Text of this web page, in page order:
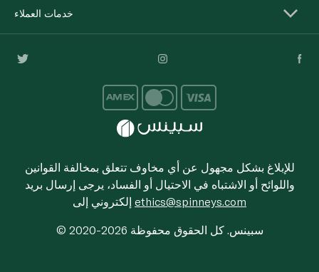
خدمات العملاء
للإبلاغ بشكل مجهول عن أي مخاوف تتعلق بمخالفة القوانين
واللوائح أو الاشتباه في الاحتيال أو الفساد، يرجى إرسال بريد
ethics@spinneys.com
© 2020-2026 سبينس. كل الحقوق محفوظة